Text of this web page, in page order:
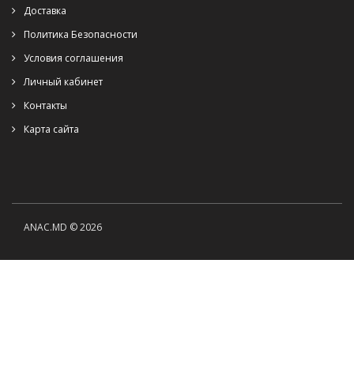
Доставка
Политика Безопасности
Условия соглашения
Личный кабинет
Контакты
Карта сайта
ANAC.MD © 2026